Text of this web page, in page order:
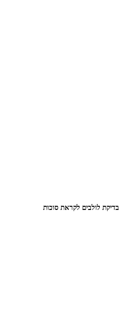
בדיקת לולבים לקראת סוכות